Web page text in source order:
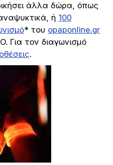
άλλα δώρα, όπως
ή 100
* του opaponline.gr
Για τον διαγωνισμό
.